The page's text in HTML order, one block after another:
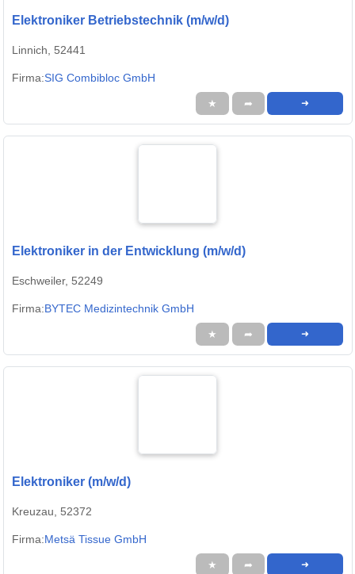
Elektroniker Betriebstechnik (m/w/d)
Linnich, 52441
Firma:SIG Combibloc GmbH
★ ➦ ➜
Elektroniker in der Entwicklung (m/w/d)
Eschweiler, 52249
Firma:BYTEC Medizintechnik GmbH
★ ➦ ➜
Elektroniker (m/w/d)
Kreuzau, 52372
Firma:Metsä Tissue GmbH
★ ➦ ➜